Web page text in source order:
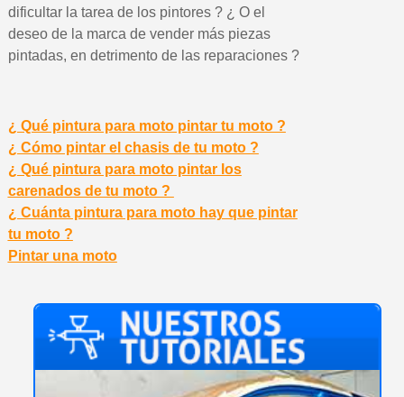
dificultar la tarea de los pintores ? ¿ O el
deseo de la marca de vender más piezas
pintadas, en detrimento de las reparaciones ?
¿ Qué pintura para moto pintar tu moto ?
¿ Cómo pintar el chasis de tu moto ?
¿ Qué pintura para moto pintar los
carenados de tu moto ?
¿ Cuánta pintura para moto hay que pintar
tu moto ?
Pintar una moto